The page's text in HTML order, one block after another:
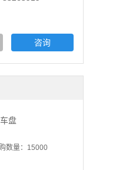
咨询
盘
数量：15000